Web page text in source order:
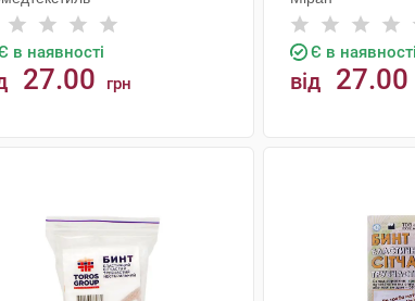
в наявності
27.00 грн
Є в наявності
від 27.00